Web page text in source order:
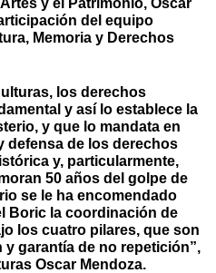
y el Patrimonio, Oscar
del equipo
Memoria y Derechos
los derechos
y así lo establece la
y que lo mandata en
defensa de los derechos
y, particularmente,
50 años del golpe de
se le ha encomendado
Boric la coordinación de
los cuatro pilares, que son
garantía de no repetición”,
Oscar Mendoza.